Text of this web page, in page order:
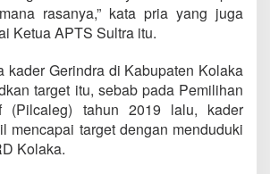
rasanya,” kata pria yang juga
Ketua APTS Sultra itu.
kader Gerindra di Kabupaten Kolaka
target itu, sebab pada Pemilihan
(Pilcaleg) tahun 2019 lalu, kader
mencapai target dengan menduduki
Kolaka.